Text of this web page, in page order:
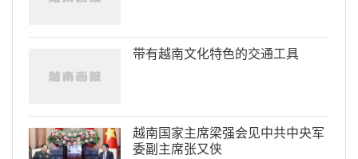
带有越南文化特色的交通工具
越南国家主席梁强会见中共中央军
委副主席张又侠